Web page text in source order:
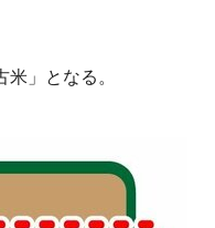
」となる。